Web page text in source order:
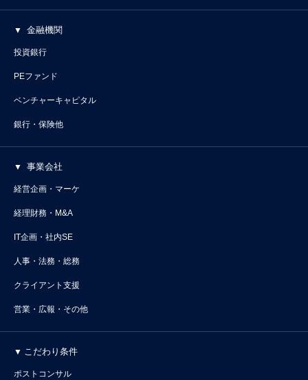
金融機関
投資銀行
PEファンド
ベンチャーキャピタル
銀行・保険他
事業会社
経営企画・マーケ
経理財務・M&A
IT企画・社内SE
人事・法務・総務
クライアント支援
営業・広報・その他
こだわり条件
ポストコンサル